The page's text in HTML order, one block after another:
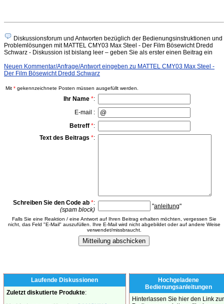
Diskussionsforum und Antworten bezüglich der Bedienungsinstruktionen und
Problemlösungen mit MATTEL CMY03 Max Steel - Der Film Bösewicht Dredd
Schwarz - Diskussion ist bislang leer – geben Sie als erster einen Beitrag ein
Neuen Kommentar/Anfrage/Antwort eingeben zu MATTEL CMY03 Max Steel -
Der Film Bösewicht Dredd Schwarz
Mit * gekennzeichnete Posten müssen ausgefüllt werden.
Ihr Name *:
E-mail :
Betreff *:
Text des Beitrags *:
Schreiben Sie den Code ab *:
(spam block)
"anleitung"
Falls Sie eine Reaktion / eine Antwort auf Ihren Beitrag erhalten möchten, vergessen Sie
nicht, das Feld "E-Mail" auszufüllen. Ihre E-Mail wird nicht abgebildet oder auf andere Weise
verwendet/missbraucht.
Laufende Diskussionen
Zuletzt diskutierte Produkte:
Hochgeladene
Bedienungsanleitungen
Hinterlassen Sie hier den Link zur